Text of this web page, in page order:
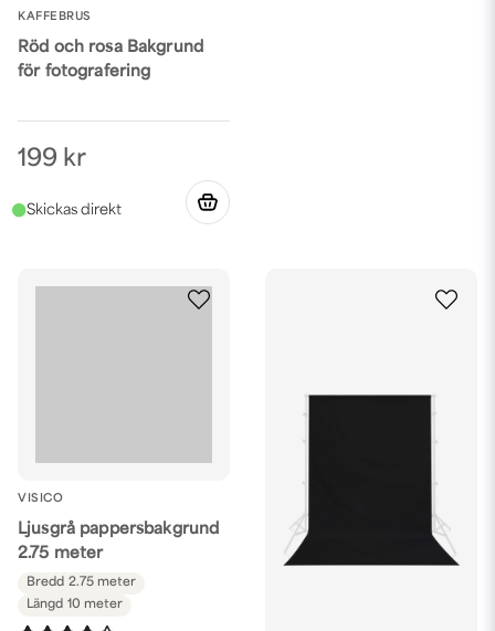
KAFFEBRUS
Röd och rosa Bakgrund
för fotografering
199 kr
VISICO
Ljusgrå pappersbakgrund
2.75 meter
Bredd 2.75 meter
Längd 10 meter